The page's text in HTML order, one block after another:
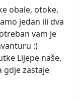
obale, otoke,
jedan ili dva
vam je
:)
Lijepe naše,
gdje zastaje